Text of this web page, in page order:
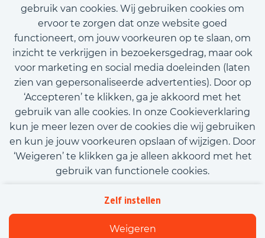
gebruik van cookies. Wij gebruiken cookies om
ervoor te zorgen dat onze website goed
functioneert, om jouw voorkeuren op te slaan, om
inzicht te verkrijgen in bezoekersgedrag, maar ook
voor marketing en social media doeleinden (laten
zien van gepersonaliseerde advertenties). Door op
‘Accepteren’ te klikken, ga je akkoord met het
gebruik van alle cookies. In onze Cookieverklaring
kun je meer lezen over de cookies die wij gebruiken
en kun je jouw voorkeuren opslaan of wijzigen. Door
‘Weigeren’ te klikken ga je alleen akkoord met het
gebruik van functionele cookies.
Zelf instellen
Weigeren
Bekijk vacature
Call-to-action bij meer vacatures
Kom met ons in contact
Cookies